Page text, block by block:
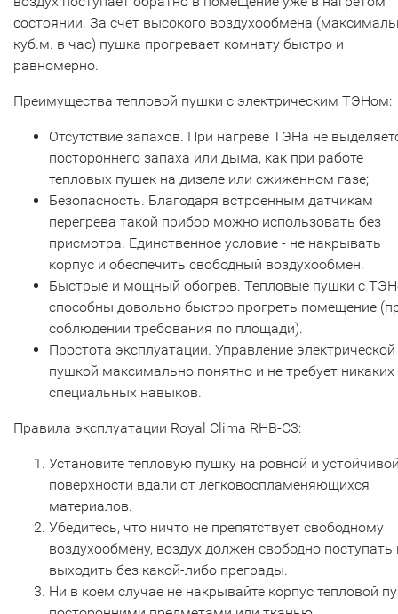
состоянии. За счет высокого воздухообмена
куб.м. в час) пушка прогревает комнату быстро и
равномерно.
Преимущества тепловой пушки с электрическим ТЭНом:
Отсутствие запахов. При нагреве ТЭНа не
постороннего запаха или дыма, как при работе
тепловых пушек на дизеле или сжиженном газе;
Безопасность. Благодаря встроенным датчикам
перегрева такой прибор можно использовать без
присмотра. Единственное условие - не накрывать
корпус и обеспечить свободный воздухообмен.
Быстрые и мощный обогрев. Тепловые пушки с
способны довольно быстро прогреть помещение
соблюдении требования по площади).
Простота эксплуатации. Управление электрической
пушкой максимально понятно и не требует никаких
специальных навыков.
Правила эксплуатации Royal Clima RHB-C3:
Установите тепловую пушку на ровной и
поверхности вдали от легковоспламеняющихся
материалов.
Убедитесь, что ничто не препятствует свободному
воздухообмену, воздух должен свободно поступать
выходить без какой-либо преграды.
Ни в коем случае не накрывайте корпус тепловой